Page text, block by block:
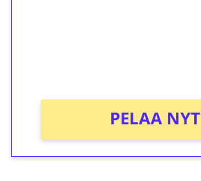
PELAA NYT